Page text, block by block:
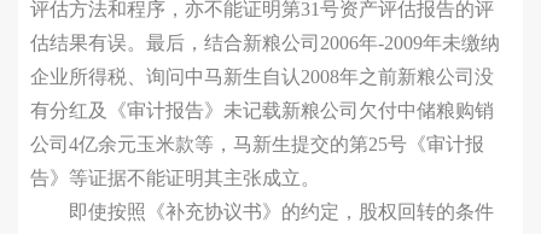
评估方法和程序，亦不能证明第31号资产评估报告的评
估结果有误。最后，结合新粮公司2006年-2009年未缴纳
企业所得税、询问中马新生自认2008年之前新粮公司没
有分红及《审计报告》未记载新粮公司欠付中储粮购销
公司4亿余元玉米款等，马新生提交的第25号《审计报
告》等证据不能证明其主张成立。
即使按照《补充协议书》的约定，股权回转的条件